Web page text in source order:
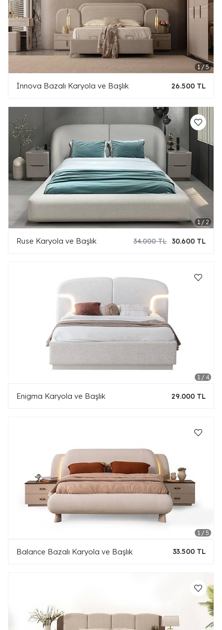
İnnova Bazalı Karyola ve Başlık 26.500 TL
Ruse Karyola ve Başlık 30.600 TL
34.000 TL
Enigma Karyola ve Başlık 29.000 TL
Balance Bazalı Karyola ve Başlık 33.500 TL